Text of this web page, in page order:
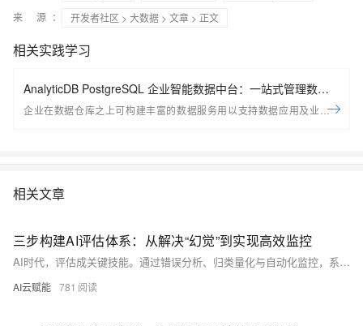
来 源：
开发者社区 > 大数据 > 文章 > 正文
相关实践学习
AnalyticDB PostgreSQL 企业智能数据中台：一站式管理数据
服务资产
企业在数据仓库之上可构建丰富的数据服务用以支持数据应用及业务场
相关文章
三步构建AI评估体系：从解决“幻觉”到实现高效监控
AI时代，评估成关键技能。通过错误分析、归类量化与自动化监控，系统化改进AI应用，应对幻觉等问题。Anthropic与OpenAI均强调：评估是产品迭代的核心，数据驱动优于直觉，让AI真正服务于目标。
AI云赋能 781